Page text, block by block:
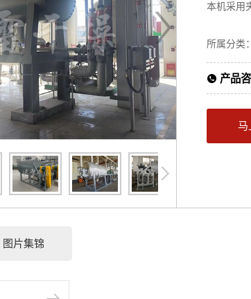
本机采用
所属分类
产品
马
图片集锦